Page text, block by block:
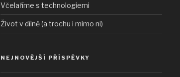
Včelaříme s technologiemi
Život v dílně (a trochu i mimo ni)
NEJNOVĚJŠÍ PŘÍSPĚVKY